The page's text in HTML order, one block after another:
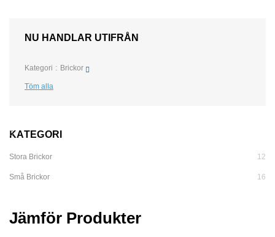
NU HANDLAR UTIFRÅN
Kategori Brickor
Töm alla
KATEGORI
Stora Brickor 12
Små Brickor 16
Jämför Produkter